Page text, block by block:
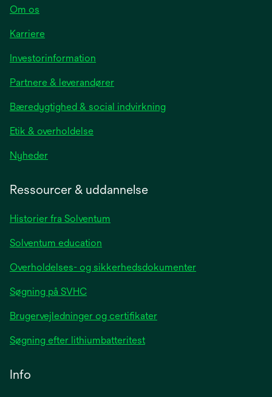
Om os
Karriere
Investorinformation
a
new
Partnere & leverandører
Bæredygtighed & social indvirkning
Etik & overholdelse
Nyhederopens
tab
Ressourcer & uddannelse
Historier fra Solventum
Solventum education
Overholdelses- og sikkerhedsdokumenter
Søgning på SVHC
Brugervejledninger og certifikater
Søgning efter lithiumbatteritest
Info